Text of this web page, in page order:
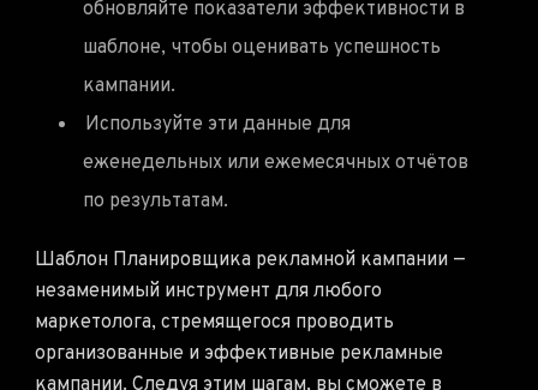
обновляйте показатели эффективности в
шаблоне, чтобы оценивать успешность
кампании.
Используйте эти данные для
еженедельных или ежемесячных отчётов
по результатам.
Шаблон Планировщика рекламной кампании —
незаменимый инструмент для любого
маркетолога, стремящегося проводить
организованные и эффективные рекламные